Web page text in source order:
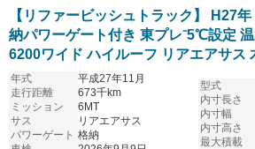
【リファービッシュトラック】 H27
納パワーゲート付き 東プレ⁻5℃設定
6200ワイド ハイルーフ リアエアサス
ステン張り 6速マニュアル 日野レンジ
令和8年9月迄車検付
年式
平成27年11月
走行距離
673千km
ミッション
6MT
サス
リアエアサス
パワーゲート 格納
型式
内寸長さ
内寸幅
内寸高さ
最大積載